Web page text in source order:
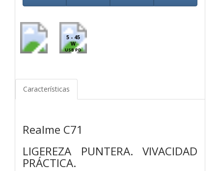
5 - 45
W
USB PD
Características
Realme C71
LIGEREZA PUNTERA. VIVACIDAD
PRÁCTICA.